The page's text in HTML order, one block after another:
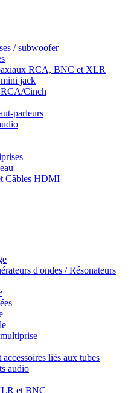
/ subwoofer
RCA, BNC et XLR
jack
Cinch
parleurs
Câbles HDMI
d'ondes / Résonateurs
liés aux tubes
audio
et BNC